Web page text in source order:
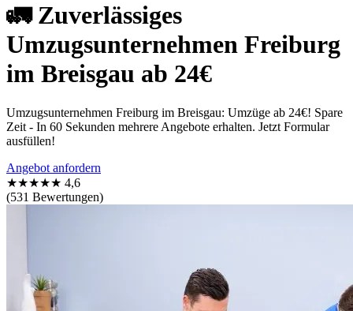
🚛 Zuverlässiges
Umzugsunternehmen Freiburg
im Breisgau ab 24€
Umzugsunternehmen Freiburg im Breisgau: Umzüge ab 24€! Spare
Zeit - In 60 Sekunden mehrere Angebote erhalten. Jetzt Formular
ausfüllen!
Angebot anfordern
★★★★★ 4,6
(531 Bewertungen)